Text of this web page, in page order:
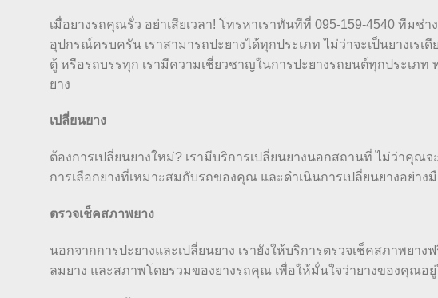
เมื่อยางรถคุณรั่ว อย่าเสียเวลา! โทรหาเราทันทีที่ 095-159-4540 ทีมช่
อุปกรณ์ครบครัน เราสามารถปะยางได้ทุกประเภท ไม่ว่าจะเป็นยางเรเ
ตู้ หรือรถบรรทุก เรามีความเชี่ยวชาญในการปะยางรถยนต์ทุกประเภ
ยาง
เปลี่ยนยาง
ต้องการเปลี่ยนยางใหม่? เรามีบริการเปลี่ยนยางนอกสถานที่ ไม่ว่าคุ
การเลือกยางที่เหมาะสมกับรถของคุณ และดำเนินการเปลี่ยนยางอย่าง
ตรวจเช็คสภาพยาง
นอกจากการปะยางและเปลี่ยนยาง เรายังให้บริการตรวจเช็คสภาพยา
ลมยาง และสภาพโดยรวมของยางรถคุณ เพื่อให้มั่นใจว่ายางของคุณอ